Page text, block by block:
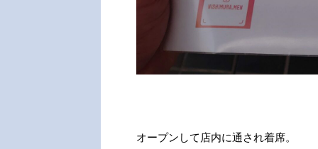
オープンして店内に通され着席。